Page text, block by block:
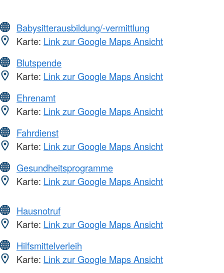
Babysitterausbildung/-vermittlung
Karte: Link zur Google Maps Ansicht
Blutspende
Karte: Link zur Google Maps Ansicht
Ehrenamt
Karte: Link zur Google Maps Ansicht
Fahrdienst
Karte: Link zur Google Maps Ansicht
Gesundheitsprogramme
Karte: Link zur Google Maps Ansicht
Hausnotruf
Karte: Link zur Google Maps Ansicht
Hilfsmittelverleih
Karte: Link zur Google Maps Ansicht